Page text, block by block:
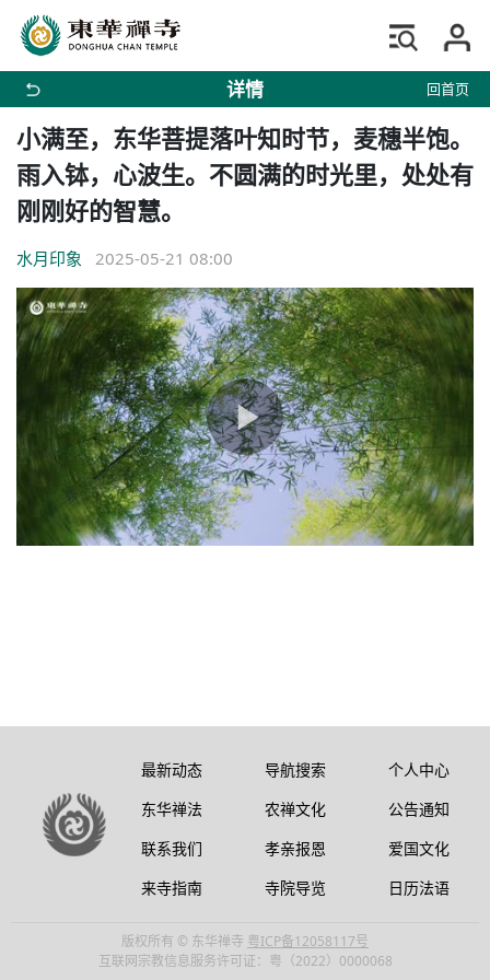
详情 回首页
小满至，东华菩提落叶知时节，麦穗半饱。
雨入钵，心波生。不圆满的时光里，处处有
刚刚好的智慧。
水月印象 2025-05-21 08:00
最新动态 导航搜索
个人中心
东华禅法
农禅文化
公告通知
联系我们
孝亲报恩
爱国文化
来寺指南
寺院导览 日历法语
版权所有 © 东华禅寺 粤ICP备12058117号
互联网宗教信息服务许可证：粤（2022）0000068